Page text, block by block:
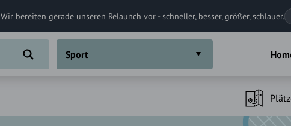
Wir bereiten gerade unseren Relaunch vor - schneller, besser, größer, schlauer.
Sport